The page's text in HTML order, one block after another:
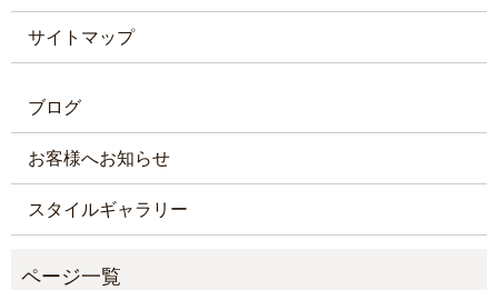
サイトマップ
ブログ
お客様へお知らせ
スタイルギャラリー